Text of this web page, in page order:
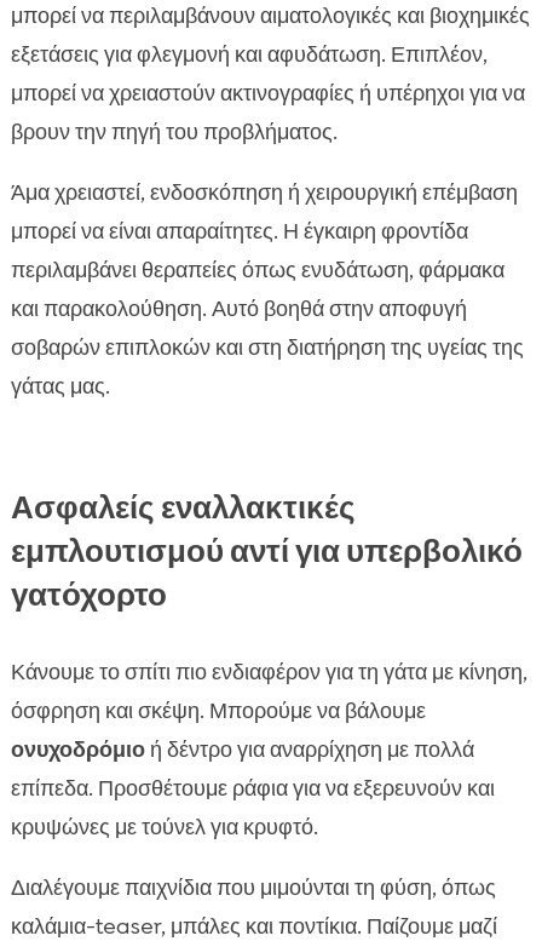
μπορεί να περιλαμβάνουν αιματολογικές και βιοχημικές
εξετάσεις για φλεγμονή και αφυδάτωση. Επιπλέον,
μπορεί να χρειαστούν ακτινογραφίες ή υπέρηχοι για να
βρουν την πηγή του προβλήματος.
Άμα χρειαστεί, ενδοσκόπηση ή χειρουργική επέμβαση
μπορεί να είναι απαραίτητες. Η έγκαιρη φροντίδα
περιλαμβάνει θεραπείες όπως ενυδάτωση, φάρμακα
και παρακολούθηση. Αυτό βοηθά στην αποφυγή
σοβαρών επιπλοκών και στη διατήρηση της υγείας της
γάτας μας.
Ασφαλείς εναλλακτικές
εμπλουτισμού αντί για υπερβολικό
γατόχορτο
Κάνουμε το σπίτι πιο ενδιαφέρον για τη γάτα με κίνηση,
όσφρηση και σκέψη. Μπορούμε να βάλουμε
ονυχοδρόμιοή δέντρο για αναρρίχηση με πολλά
επίπεδα. Προσθέτουμε ράφια για να εξερευνούν και
κρυψώνες με τούνελ για κρυφτό.
Διαλέγουμε παιχνίδια που μιμούνται τη φύση, όπως
καλάμια-teaser, μπάλες και ποντίκια. Παίζουμε μαζί